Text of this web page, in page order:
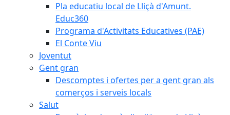
Pla educatiu local de Lliçà d'Amunt.
Educ360
Programa d'Activitats Educatives (PAE)
El Conte Viu
Joventut
Gent gran
Descomptes i ofertes per a gent gran als
comerços i serveis locals
Salut